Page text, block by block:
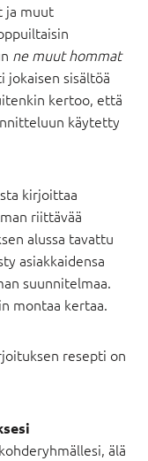
ja muut
ne muut hommat
jokaisen sisältöä
kertoo, että
käytetty
kirjoittaa
riittävää
alussa tavattu
asiakkaidensa
suunnitelmaa.
montaa kertaa.
resepti on
älä